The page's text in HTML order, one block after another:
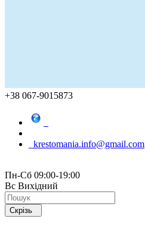
+38 067-9015873
krestomania.info@gmail.com
Пн-Сб 09:00-19:00
Вс Вихідний
Скрізь